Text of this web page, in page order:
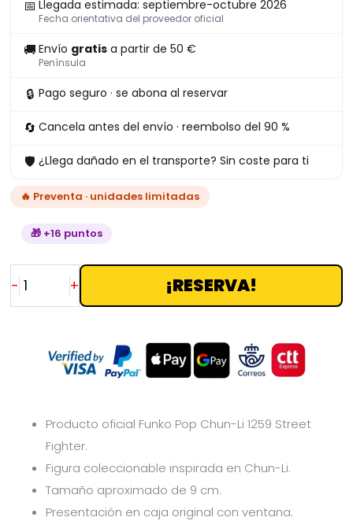
📅 Llegada estimada: septiembre-octubre 2026
Fecha orientativa del proveedor oficial
🚚 Envío gratis a partir de 50 €
Península
🔒 Pago seguro · se abona al reservar
🔄 Cancela antes del envío · reembolso del 90 %
🛡 ¿Llega dañado en el transporte? Sin coste para ti
🔥 Preventa · unidades limitadas
🎁 +16 puntos
-
Pop
Li
Street
Fighter
+ ¡RESERVA!
Producto oficial Funko Pop Chun-Li 1259 Street
Fighter.
Figura coleccionable inspirada en Chun-Li.
Tamaño aproximado de 9 cm.
Presentación en caja original con ventana.